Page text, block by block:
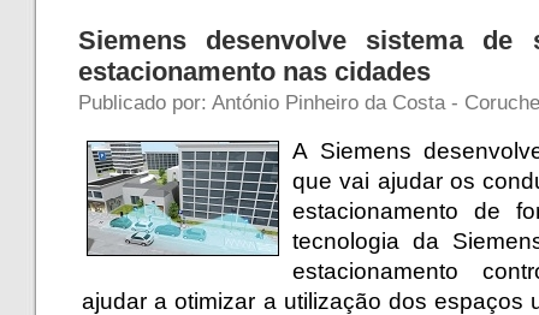
Siemens desenvolve sistema
estacionamento nas cidades
Publicado por: António Pinheiro da Costa -
A Siemens
que vai ajudar os
estacionamento de
tecnologia da
estacionamento
ajudar a otimizar a utilização dos espaços